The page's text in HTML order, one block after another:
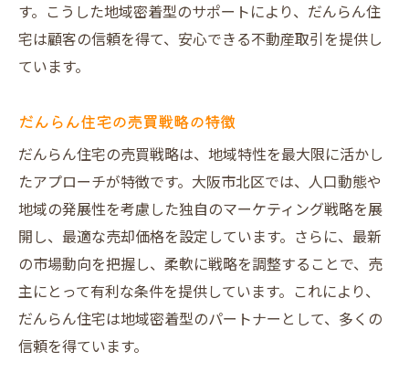
す。こうした地域密着型のサポートにより、だんらん住
宅は顧客の信頼を得て、安心できる不動産取引を提供し
ています。
だんらん住宅の売買戦略の特徴
だんらん住宅の売買戦略は、地域特性を最大限に活かし
たアプローチが特徴です。大阪市北区では、人口動態や
地域の発展性を考慮した独自のマーケティング戦略を展
開し、最適な売却価格を設定しています。さらに、最新
の市場動向を把握し、柔軟に戦略を調整することで、売
主にとって有利な条件を提供しています。これにより、
だんらん住宅は地域密着型のパートナーとして、多くの
信頼を得ています。